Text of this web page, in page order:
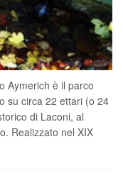
Aymerich è il parco
su circa 22 ettari (o 24
di Laconi, al
Realizzato nel XIX